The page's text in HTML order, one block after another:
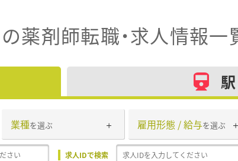
の薬剤師転職・求人情報一
駅
業種を選ぶ 雇用形態 / 給与を選ぶ
求人IDで検索